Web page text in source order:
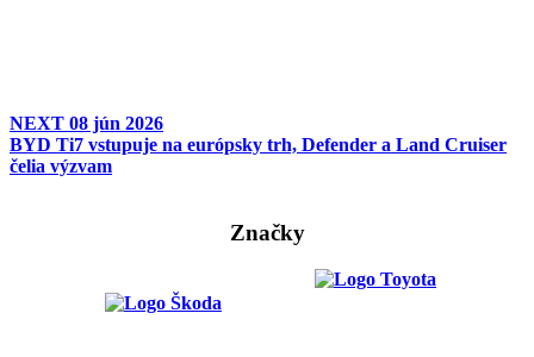
NEXT 08 jún 2026
BYD Ti7 vstupuje na európsky trh, Defender a Land Cruiser
čelia výzvam
Značky